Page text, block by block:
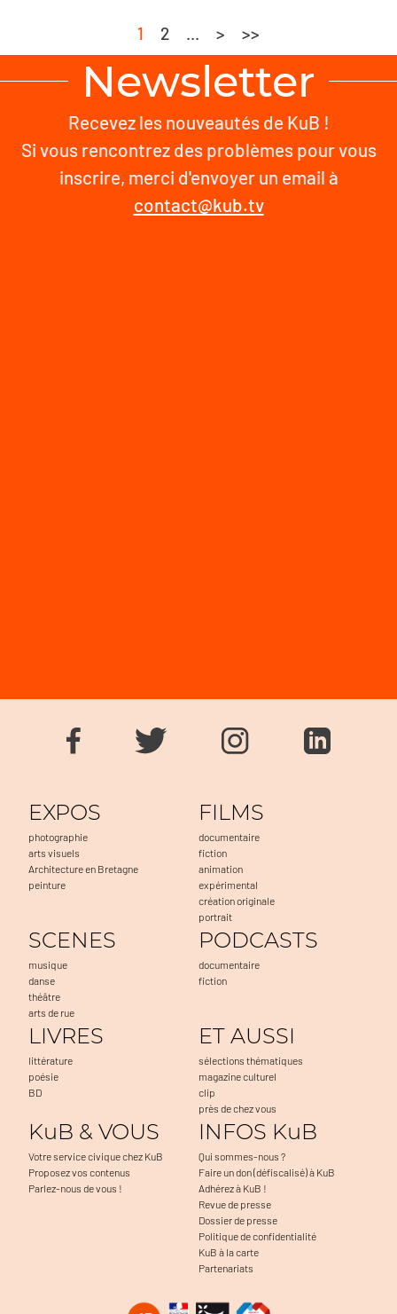
1 2 ... > >>
Newsletter
Recevez les nouveautés de KuB !
Si vous rencontrez des problèmes pour vous
inscrire, merci d'envoyer un email à
contact@kub.tv
EXPOS
photographie
arts visuels
Architecture en Bretagne
peinture
FILMS
documentaire
fiction
animation
expérimental
création originale
portrait
SCENES
musique
danse
théâtre
arts de rue
PODCASTS
documentaire
fiction
LIVRES
littérature
poésie
BD
ET AUSSI
sélections thématiques
magazine culturel
clip
près de chez vous
KuB & VOUS
Votre service civique chez KuB
Proposez vos contenus
Parlez-nous de vous !
INFOS KuB
Qui sommes-nous ?
Faire un don (défiscalisé) à KuB
Adhérez à KuB !
Revue de presse
Dossier de presse
Politique de confidentialité
KuB à la carte
Partenariats